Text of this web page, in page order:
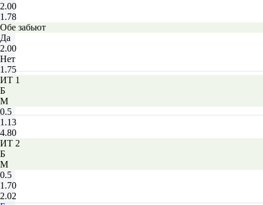
2.00
1.78
Обе забьют
Да
2.00
Нет
1.75
ИТ 1
Б
М
0.5
1.13
4.80
ИТ 2
Б
М
0.5
1.70
2.02